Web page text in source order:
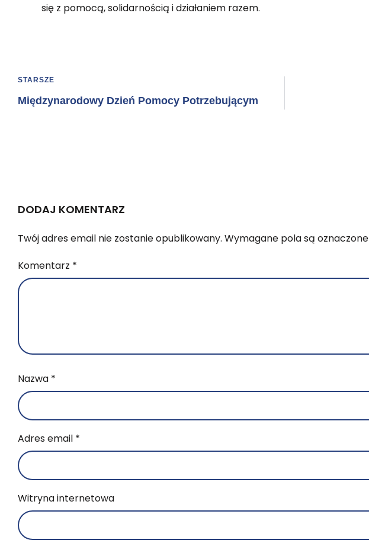
się z pomocą, solidarnością i działaniem razem.
STARSZE
Międzynarodowy Dzień Pomocy Potrzebującym
DODAJ KOMENTARZ
Twój adres email nie zostanie opublikowany. Wymagane pola są oznaczone
Komentarz *
Nazwa *
Adres email *
Witryna internetowa